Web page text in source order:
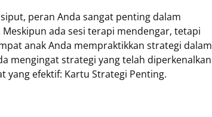
peran Anda sangat penting dalam
ada sesi terapi mendengar, tetapi
anak Anda mempraktikkan strategi dalam
mengingat strategi yang telah diperkenalkan
yang efektif: Kartu Strategi Penting.